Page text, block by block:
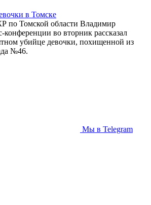
в Томске
по Томской области Владимир
конференции во вторник рассказал
убийце девочки, похищенной из
№46.
Мы в Telegram